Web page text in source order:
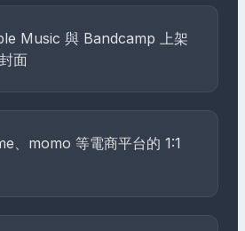
Music 與 Bandcamp 上架
面
、momo 等電商平台的 1:1